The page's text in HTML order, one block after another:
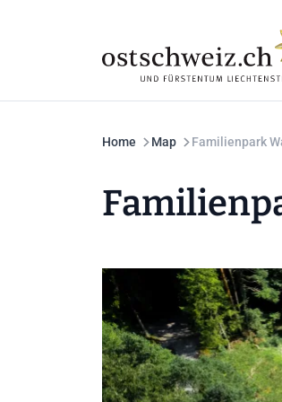
Home Map Familienpark